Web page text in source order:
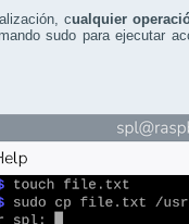
cualquier
sudo para ejecutar